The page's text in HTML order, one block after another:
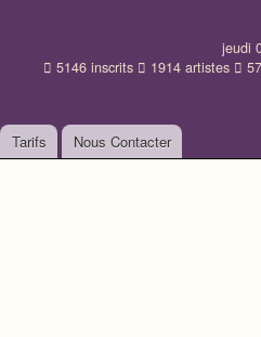
jeudi
5146 inscrits 1914 artistes
Tarifs Nous Contacter